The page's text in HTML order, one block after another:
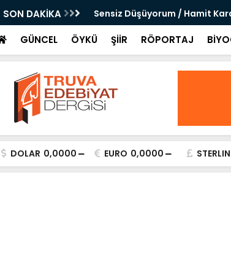
SON DAKİKA Sensiz Düşüyorum / Hamit
GÜNCEL ÖYKÜ ŞİİR RÖPORTAJ
DOLAR 0,0000 EURO 0,0000 STERLIN